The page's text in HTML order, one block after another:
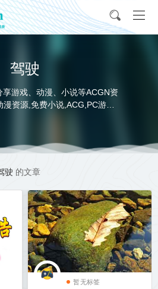
驾驶
游戏、动漫、小说等ACGN资
漫资源,免费小说,ACG,PC游
，动画电影,动画片,全本小说,
并提供网盘下载
驶 的文章
暂无标签